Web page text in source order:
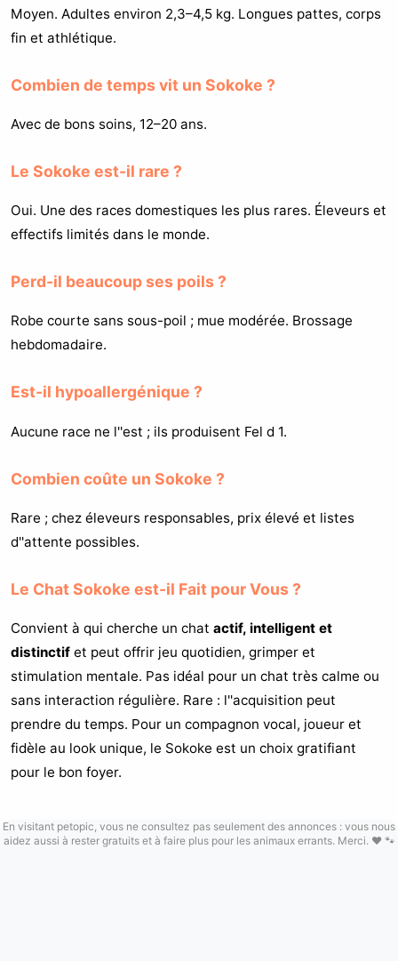
Moyen. Adultes environ 2,3–4,5 kg. Longues pattes, corps
fin et athlétique.
Combien de temps vit un Sokoke ?
Avec de bons soins, 12–20 ans.
Le Sokoke est-il rare ?
Oui. Une des races domestiques les plus rares. Éleveurs et
effectifs limités dans le monde.
Perd-il beaucoup ses poils ?
Robe courte sans sous-poil ; mue modérée. Brossage
hebdomadaire.
Est-il hypoallergénique ?
Aucune race ne l''est ; ils produisent Fel d 1.
Combien coûte un Sokoke ?
Rare ; chez éleveurs responsables, prix élevé et listes
d''attente possibles.
Le Chat Sokoke est-il Fait pour Vous ?
Convient à qui cherche un chat actif, intelligent et
distinctif et peut offrir jeu quotidien, grimper et
stimulation mentale. Pas idéal pour un chat très calme ou
sans interaction régulière. Rare : l''acquisition peut
prendre du temps. Pour un compagnon vocal, joueur et
fidèle au look unique, le Sokoke est un choix gratifiant
pour le bon foyer.
En visitant petopic, vous ne consultez pas seulement des annonces : vous nous
aidez aussi à rester gratuits et à faire plus pour les animaux errants. Merci. ❤️ 🐾